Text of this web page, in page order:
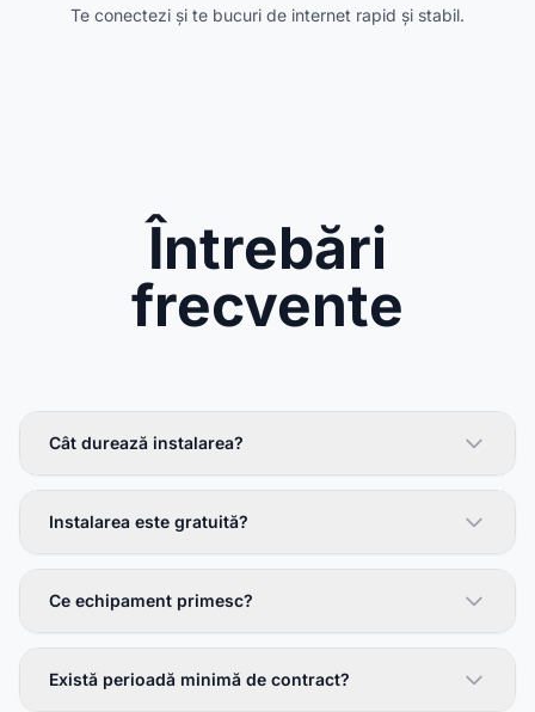
Te conectezi și te bucuri de internet rapid și stabil.
Întrebări
frecvente
Cât durează instalarea?
Instalarea este gratuită?
Ce echipament primesc?
Există perioadă minimă de contract?